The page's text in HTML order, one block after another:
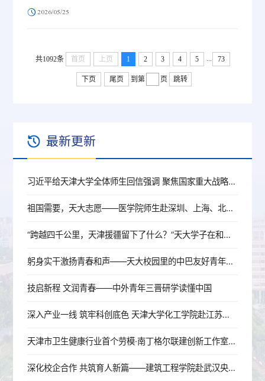
况，解读2026年招生工作重点，明确招生工作方向，为学院教师做好海
2026/05/25
共1092条 首页 上页 1 2 3 4 5 73
下页 尾页 到第 页 跳转
最新更新
习近平给天津大学全体师生回信强调 聚焦国家重大战略需求提高人才培养质量 更好服务经济社会发展
祖国需要，天大志愿——医学院师生赴深圳、上海、北京开展就业行活动
“跨越四千公里，天津援疆留下了什么？”天大学子在和田地区找到了答案
躬身实干激扬青春和声——天大校园里的中巴友好青年使者
技启新程 文润青春——中外青年三晋研学读懂中国
深入产业一线 筑牢科创底色 天津大学化工学院赴江苏开展暑期实践
天津市卫生健康行业首个劳模·南丁格尔联建创新工作室成立
深化校企合作 共筑育人新篇——建筑工程学院赴武汉央企走访调研